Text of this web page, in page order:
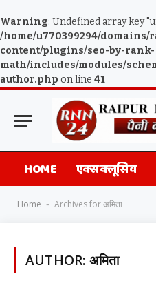
Warning: Undefined array key
/home/u770399294/
content/plugins/seo-by-rank-
math/includes/modules/
author.php on line 41
HOME एक्सक्लूसिव
Home - Archives for अमिता
AUTHOR: अमिता